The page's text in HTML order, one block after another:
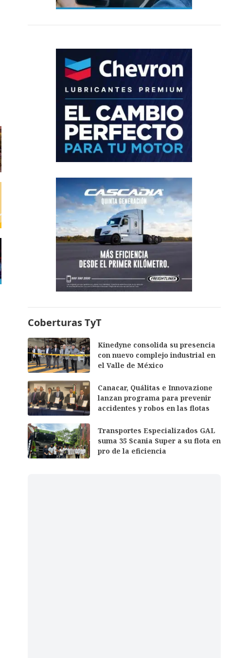
Coberturas TyT
Kinedyne consolida su presencia
con nuevo complejo industrial en
el Valle de México
Canacar, Quálitas e Innovazione
lanzan programa para prevenir
accidentes y robos en las flotas
Transportes Especializados GAL
suma 35 Scania Super a su flota en
pro de la eficiencia